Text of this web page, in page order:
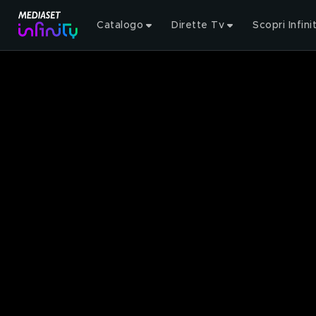
Catalogo Dirette Tv Scopri